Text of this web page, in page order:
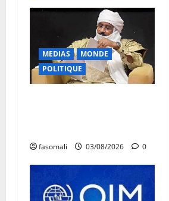
MEDIAS
MONDE
POLITIQUE
fasomali 03/08/2026 0